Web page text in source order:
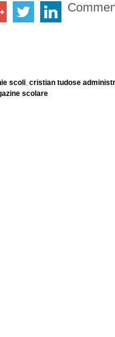
scoli, cristian tudose
scolare